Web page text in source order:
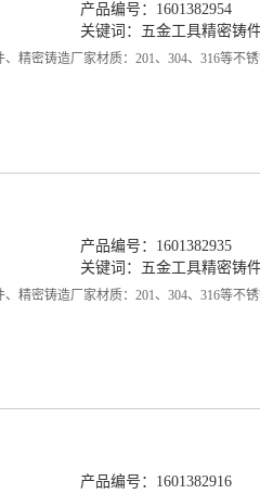
产品编号：1601382954
关键词： 五金工具精密铸
精密铸造厂家材质：201、304、316等不
产品编号：1601382935
关键词： 五金工具精密铸
精密铸造厂家材质：201、304、316等不
产品编号：1601382916